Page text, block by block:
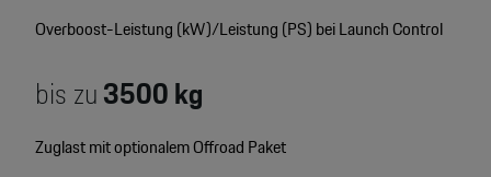
Overboost-Leistung (kW)/Leistung (PS) bei Launch Control
bis zu3500 kg
Zuglast mit optionalem Offroad Paket